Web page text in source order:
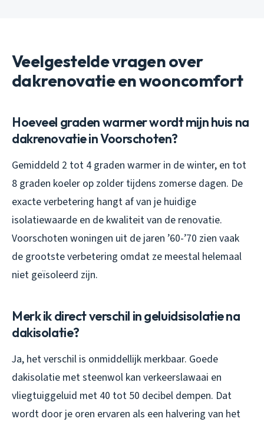
Veelgestelde vragen over
dakrenovatie en wooncomfort
Hoeveel graden warmer wordt mijn huis na
dakrenovatie in Voorschoten?
Gemiddeld 2 tot 4 graden warmer in de winter, en tot
8 graden koeler op zolder tijdens zomerse dagen. De
exacte verbetering hangt af van je huidige
isolatiewaarde en de kwaliteit van de renovatie.
Voorschoten woningen uit de jaren ’60-’70 zien vaak
de grootste verbetering omdat ze meestal helemaal
niet geïsoleerd zijn.
Merk ik direct verschil in geluidsisolatie na
dakisolatie?
Ja, het verschil is onmiddellijk merkbaar. Goede
dakisolatie met steenwol kan verkeerslawaai en
vliegtuiggeluid met 40 tot 50 decibel dempen. Dat
wordt door je oren ervaren als een halvering van het